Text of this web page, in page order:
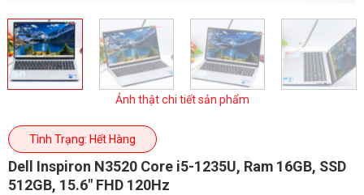
Ảnh thật chi tiết sản phẩm
Tình Trạng: Hết Hàng
Dell Inspiron N3520 Core i5-1235U, Ram 16GB, SSD
512GB, 15.6" FHD 120Hz